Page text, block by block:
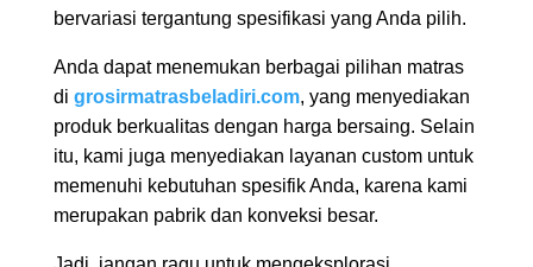
bervariasi tergantung spesifikasi yang Anda pilih.
Anda dapat menemukan berbagai pilihan matras
di grosirmatrasbeladiri.com, yang menyediakan
produk berkualitas dengan harga bersaing. Selain
itu, kami juga menyediakan layanan custom untuk
memenuhi kebutuhan spesifik Anda, karena kami
merupakan pabrik dan konveksi besar.